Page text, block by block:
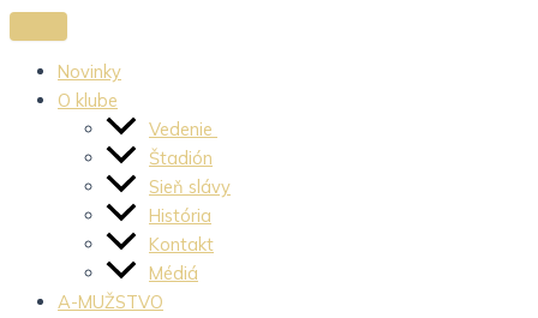
Novinky
O klube
Vedenie
Štadión
Sieň slávy
História
Kontakt
Médiá
A-MUŽSTVO